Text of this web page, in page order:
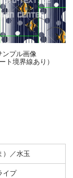
ンプル画像
ト境界線あり）
）／水玉
イプ